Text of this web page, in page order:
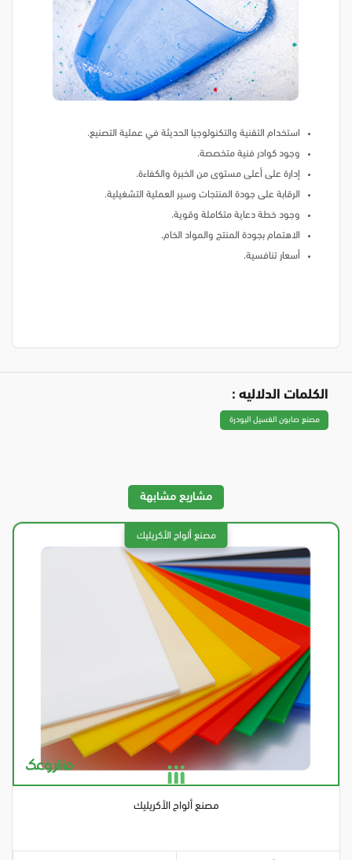
استخدام التقنية والتكنولوجيا الحديثة في عملية التصنيع.
وجود كوادر فنية متخصصة.
إدارة على أعلى مستوى من الخبرة والكفاءة.
الرقابة على جودة المنتجات وسير العملية التشغيلية.
وجود خطة دعاية متكاملة وقوية.
الاهتمام بجودة المنتج والمواد الخام.
أسعار تنافسية.
الكلمات الدلاليه :
مصنع صابون الغسيل البودرة
مشاريع مشابهة
مصنع ألواح الأكريليك